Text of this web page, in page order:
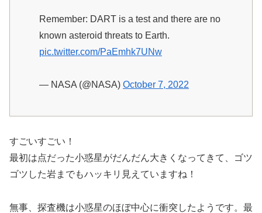
Remember: DART is a test and there are no
known asteroid threats to Earth.
pic.twitter.com/PaEmhk7UNw
— NASA (@NASA) October 7, 2022
すごいすごい！
最初は点だった小惑星がだんだん大きくなってきて、ゴツ
ゴツした岩までもハッキリ見えていますね！
無事、探査機は小惑星のほぼ中心に衝突したようです。最